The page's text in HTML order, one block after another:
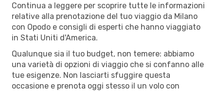
Continua a leggere per scoprire tutte le informazioni
relative alla prenotazione del tuo viaggio da Milano
con Opodo e consigli di esperti che hanno viaggiato
in Stati Uniti d'America.
Qualunque sia il tuo budget, non temere: abbiamo
una varietà di opzioni di viaggio che si confanno alle
tue esigenze. Non lasciarti sfuggire questa
occasione e prenota oggi stesso il un volo con